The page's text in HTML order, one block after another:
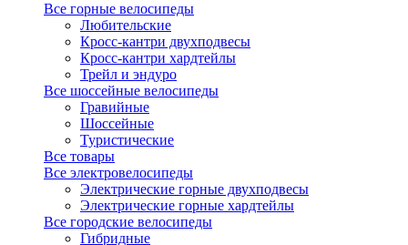
Все горные велосипеды
Любительские
Кросс-кантри двухподвесы
Кросс-кантри хардтейлы
Трейл и эндуро
Все шоссейные велосипеды
Гравийные
Шоссейные
Туристические
Все товары
Все электровелосипеды
Электрические горные двухподвесы
Электрические горные хардтейлы
Все городские велосипеды
Гибридные